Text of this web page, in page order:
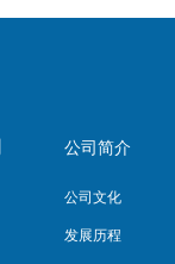
公司简介
公司文化
发展历程